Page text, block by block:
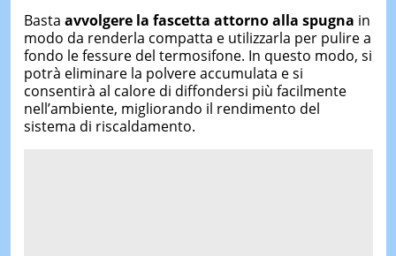
Basta avvolgere la fascetta attorno alla spugna in
modo da renderla compatta e utilizzarla per pulire a
fondo le fessure del termosifone. In questo modo, si
potrà eliminare la polvere accumulata e si
consentirà al calore di diffondersi più facilmente
nell’ambiente, migliorando il rendimento del
sistema di riscaldamento.